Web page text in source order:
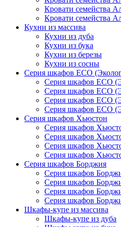
Кровати семейства
Кровати семейства
Кухни из массива
Кухни из дуба
Кухни из бука
Кухни из березы
Кухни из сосны
Серия шкафов ECO
Серия шкафов ECO
Серия шкафов ECO
Серия шкафов ECO
Серия шкафов ECO
Серия шкафов Хьюстон
Серия шкафов
Серия шкафов
Серия шкафов
Серия шкафов
Серия шкафов Борджия
Серия шкафов
Серия шкафов
Серия шкафов
Серия шкафов
Шкафы-купе из массива
Шкафы-купе из дуба